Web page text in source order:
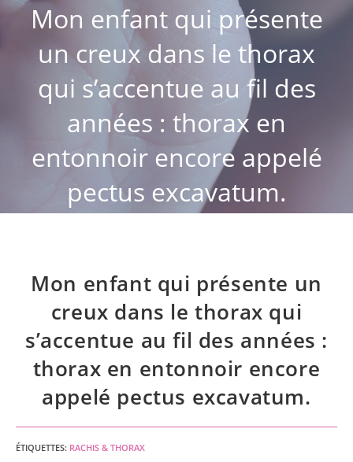
Mon enfant qui présente
un creux dans le thorax
qui s’accentue au fil des
années : thorax en
entonnoir encore appelé
pectus excavatum.
Mon enfant qui présente un
creux dans le thorax qui
s’accentue au fil des années :
thorax en entonnoir encore
appelé pectus excavatum.
ÉTIQUETTES: RACHIS & THORAX